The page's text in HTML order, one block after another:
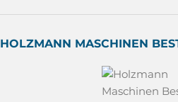
HOLZMANN MASCHINEN